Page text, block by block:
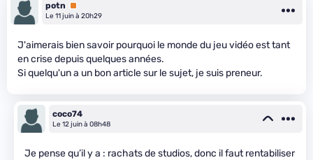
potn
Premium
Le 11 juin à 20h29
J'aimerais bien savoir pourquoi le monde du jeu vidéo est tant
en crise depuis quelques années.
Si quelqu'un a un bon article sur le sujet, je suis preneur.
coco74
Le 12 juin à 08h48
Je pense qu’il y a : rachats de studios, donc il faut rentabiliser